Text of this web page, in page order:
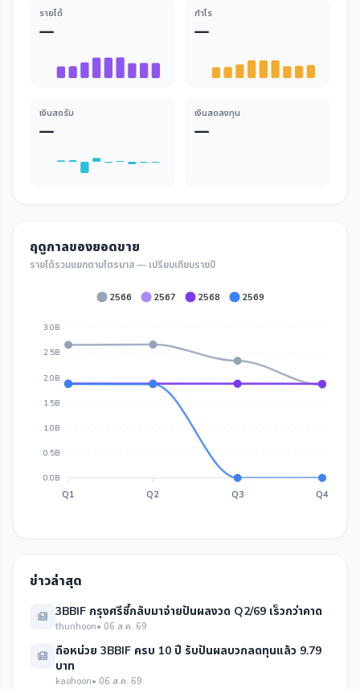
รายได้
—
กำไร
—
เงินสดรับ
—
เงินสดลงทุน
—
ฤดูกาลของยอดขาย
รายได้รวมแยกตามไตรมาส — เปรียบเทียบรายปี
2566 2567 2568 2569
3.0B
2.5B
2.0B
1.5B
1.0B
0.5B
0.0B
Q1 Q2 Q3 Q4
ข่าวล่าสุด
3BBIF กรุงศรีชี้กลับมาจ่ายปันผลงวด Q2/69 เร็วกว่าคาด
thunhoon• 06 ส.ค. 69
ถือหน่วย 3BBIF ครบ 10 ปี รับปันผลบวกลดทุนแล้ว 9.79
บาท
kaohoon• 06 ส.ค. 69